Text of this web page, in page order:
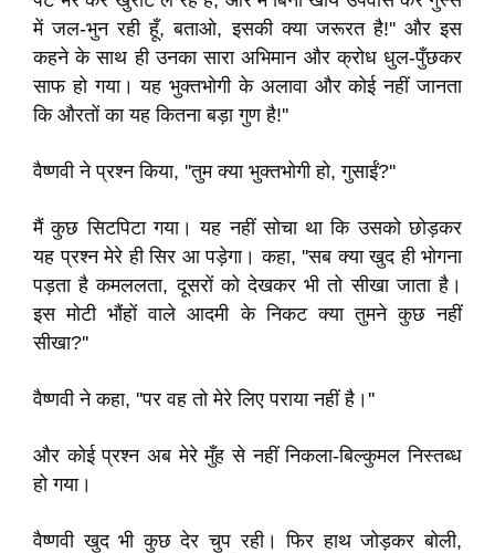
में जल-भुन रही हूँ, बताओ, इसकी क्या जरूरत है!'' और इस
कहने के साथ ही उनका सारा अभिमान और क्रोध धुल-पुँछकर
साफ हो गया। यह भुक्तभोगी के अलावा और कोई नहीं जानता
कि औरतों का यह कितना बड़ा गुण है!''
वैष्णवी ने प्रश्न किया, ''तुम क्या भुक्तभोगी हो, गुसाईं?''
मैं कुछ सिटपिटा गया। यह नहीं सोचा था कि उसको छोड़कर
यह प्रश्न मेरे ही सिर आ पड़ेगा। कहा, ''सब क्या खुद ही भोगना
पड़ता है कमललता, दूसरों को देखकर भी तो सीखा जाता है।
इस मोटी भौंहों वाले आदमी के निकट क्या तुमने कुछ नहीं
सीखा?''
वैष्णवी ने कहा, ''पर वह तो मेरे लिए पराया नहीं है।''
और कोई प्रश्न अब मेरे मुँह से नहीं निकला-बिल्कुमल निस्तब्ध
हो गया।
वैष्णवी खुद भी कुछ देर चुप रही। फिर हाथ जोड़कर बोली,